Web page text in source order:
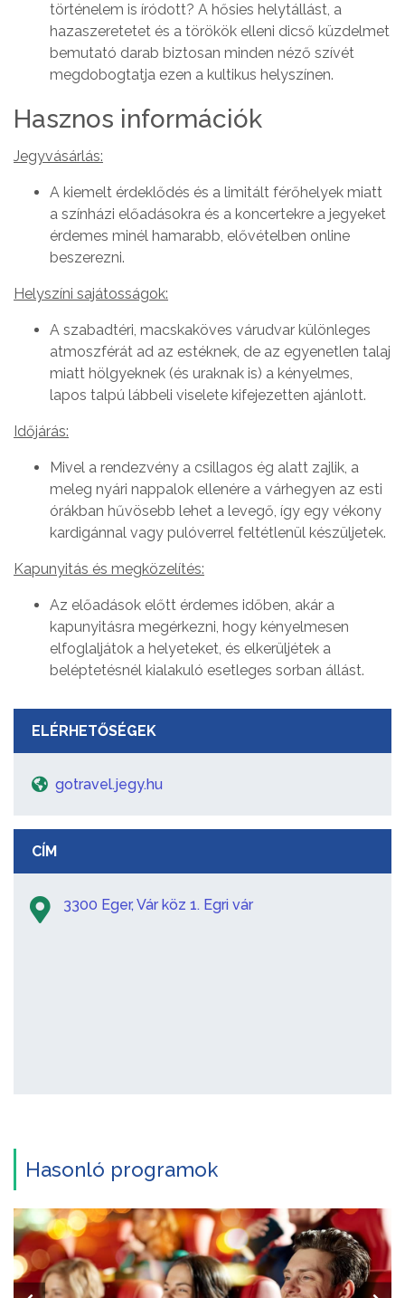
történelem is íródott? A hősies helytállást, a
hazaszeretetet és a törökök elleni dicső küzdelmet
bemutató darab biztosan minden néző szívét
megdobogtatja ezen a kultikus helyszínen.
Hasznos információk
Jegyvásárlás:
A kiemelt érdeklődés és a limitált férőhelyek miatt
a színházi előadásokra és a koncertekre a jegyeket
érdemes minél hamarabb, elővételben online
beszerezni.
Helyszíni sajátosságok:
A szabadtéri, macskaköves várudvar különleges
atmoszférát ad az estéknek, de az egyenetlen talaj
miatt hölgyeknek (és uraknak is) a kényelmes,
lapos talpú lábbeli viselete kifejezetten ajánlott.
Időjárás:
Mivel a rendezvény a csillagos ég alatt zajlik, a
meleg nyári nappalok ellenére a várhegyen az esti
órákban hűvösebb lehet a levegő, így egy vékony
kardigánnal vagy pulóverrel feltétlenül készüljetek.
Kapunyitás és megközelítés:
Az előadások előtt érdemes időben, akár a
kapunyitásra megérkezni, hogy kényelmesen
elfoglaljátok a helyeteket, és elkerüljétek a
beléptetésnél kialakuló esetleges sorban állást.
ELÉRHETŐSÉGEK
gotravel.jegy.hu
CÍM
3300 Eger, Vár köz 1. Egri vár
Hasonló programok